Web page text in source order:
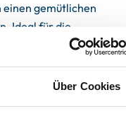
Über Cookies
einen gemütlichen
Ideal für die
Urlaub unter